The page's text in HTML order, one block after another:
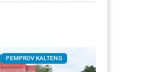
PEMPROV KALTENG